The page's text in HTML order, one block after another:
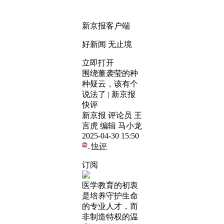
新京报客户端
好新闻 无止境
立即打开
围绕董袭莹的种
种疑云，该有个
说法了 | 新京报
快评
新京报 评论员 王
言虎 编辑 马小龙
2025-04-30 15:50
快评
订阅
医学教育的初衷
是培养守护生命
的专业人才，而
非制造特权的温